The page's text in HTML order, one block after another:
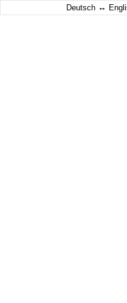
Deutsch ↔